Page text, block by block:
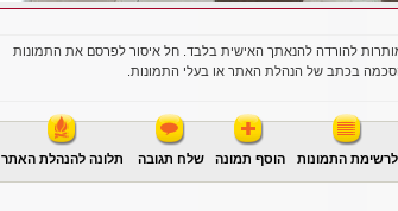
להורדה להנאתך האישית בלבד. חל איסור לפרסם את התמונות
בכתב של הנהלת האתר או בעלי התמונות.
לרשימת התמונות הוסף תמונה שלח תגובה תלונה להנהלת האתר